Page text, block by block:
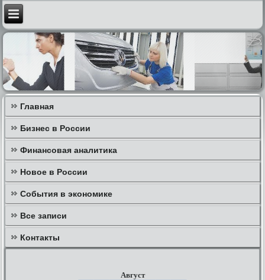
Главная
Бизнес в России
Финансовая аналитика
Новое в России
События в экономике
Все записи
Контакты
Август